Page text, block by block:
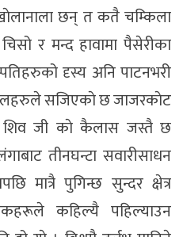
छन् त कतै चम्किला
र मन्द हावामा पैसेरीका
दृस्य अनि पाटनभरी
सजिएकाे छ जाजरकाेट
शिव जी काे कैलास जस्तै छ
तीनघन्टा सवारीसाधन
मात्रै पुगिन्छ सुन्दर क्षेत्र
कहिल्यै पहिल्याउन